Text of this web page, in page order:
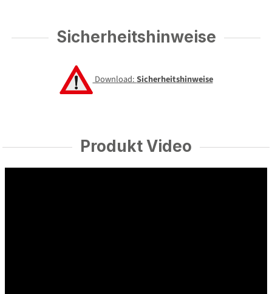
Sicherheitshinweise
Download:Sicherheitshinweise
Produkt Video